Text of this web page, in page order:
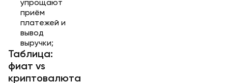
упрощают
приём
платежей и
вывод
выручки;
Таблица:
фиат vs
криптовалюта